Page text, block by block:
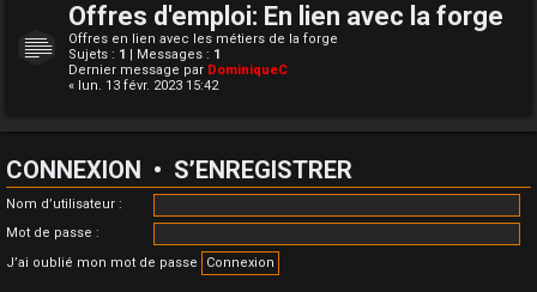
Offres d'emploi: En lien avec la forge
Offres en lien avec les métiers de la forge
Sujets : 1 | Messages : 1
Dernier message par DominiqueC
« lun. 13 févr. 2023 15:42
CONNEXION • S’ENREGISTRER
Nom d’utilisateur :
Mot de passe :
J’ai oublié mon mot de passe